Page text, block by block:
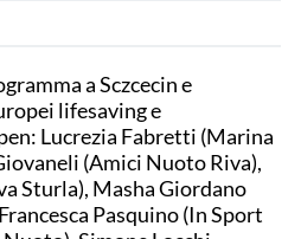
a Sczcecin e
lifesaving e
Lucrezia Fabretti (Marina
(Amici Nuoto Riva),
Sturla), Masha Giordano
Pasquino (In Sport